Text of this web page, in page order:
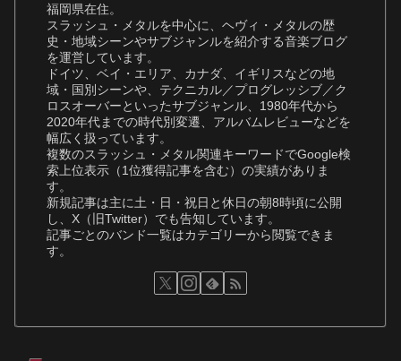
福岡県在住。
スラッシュ・メタルを中心に、ヘヴィ・メタルの歴
史・地域シーンやサブジャンルを紹介する音楽ブログ
を運営しています。
ドイツ、ベイ・エリア、カナダ、イギリスなどの地
域・国別シーンや、テクニカル／プログレッシブ／ク
ロスオーバーといったサブジャンル、1980年代から
2020年代までの時代別変遷、アルバムレビューなどを
幅広く扱っています。
複数のスラッシュ・メタル関連キーワードでGoogle検
索上位表示（1位獲得記事を含む）の実績がありま
す。
新規記事は主に土・日・祝日と休日の朝8時頃に公開
し、X（旧Twitter）でも告知しています。
記事ごとのバンド一覧はカテゴリーから閲覧できま
す。